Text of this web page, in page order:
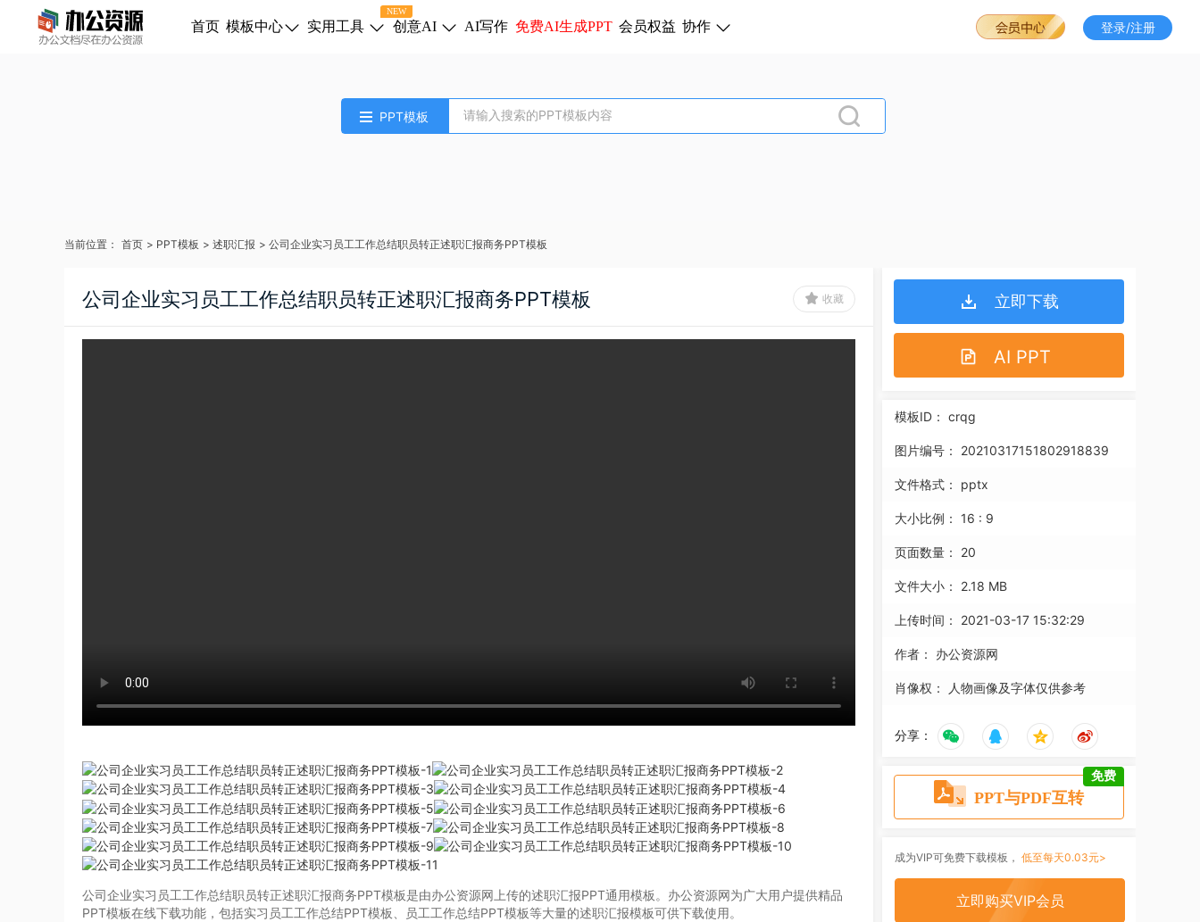
首页 模板中心
NEW
实用工具 创意AI AI写作 免费AI生成PPT 会员权益 协作 登录/注册
PPT模板
当前位置： 首页 > PPT模板 > 述职汇报 > 公司企业实习员工工作总结职员转正述职汇报商务PPT模板
公司企业实习员工工作总结职员转正述职汇报商务PPT模板 收藏
公司企业实习员工工作总结职员转正述职汇报商务PPT模板是由办公资源网上传的述职汇报PPT通用模板。办公资源网为广大用户提供精品
PPT模板在线下载功能，包括实习员工工作总结PPT模板、员工工作总结PPT模板等大量的述职汇报模板可供下载使用。
立即下载
AI PPT
模板ID： crqg
图片编号： 20210317151802918839
文件格式： pptx
大小比例： 16 : 9
页面数量： 20
文件大小： 2.18 MB
上传时间： 2021-03-17 15:32:29
作者： 办公资源网
肖像权： 人物画像及字体仅供参考
分享：
PPT与PDF互转
免费
成为VIP可免费下载模板， 低至每天0.03元>
立即购买VIP会员